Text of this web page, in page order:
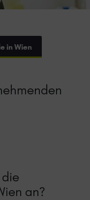
in Wien
an?